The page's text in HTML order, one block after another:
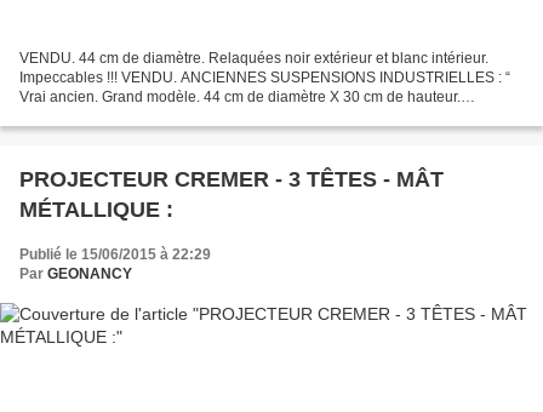
VENDU. 44 cm de diamètre. Relaquées noir extérieur et blanc intérieur.
Impeccables !!! VENDU. ANCIENNES SUSPENSIONS INDUSTRIELLES : “
Vrai ancien. Grand modèle. 44 cm de diamètre X 30 cm de hauteur.
PROJECTEUR CREMER - 3 TÊTES - MÂT
MÉTALLIQUE :
Publié le 15/06/2015 à 22:29
Par GEONANCY